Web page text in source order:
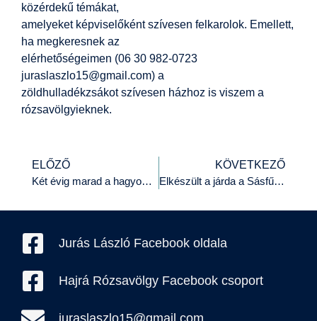
közérdekű témákat,
amelyeket képviselőként szívesen felkarolok. Emellett,
ha megkeresnek az
elérhetőségeimen (06 30 982-0723
juraslaszlo15@gmail.com) a
zöldhulladékzsákot szívesen házhoz is viszem a
rózsavölgyieknek.
ELŐZŐ
Két évig marad a hagyományos lomtalanítás Budafokon
KÖVETKEZŐ
Elkészült a járda a Sásfű közben
Jurás László Facebook oldala
Hajrá Rózsavölgy Facebook csoport